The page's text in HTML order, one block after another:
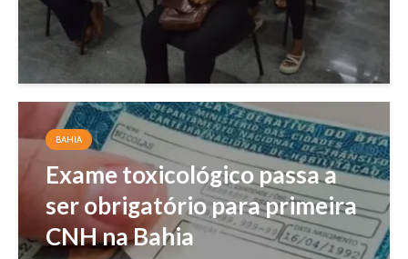
BAHIA
Exame toxicológico passa a
ser obrigatório para primeira
CNH na Bahia